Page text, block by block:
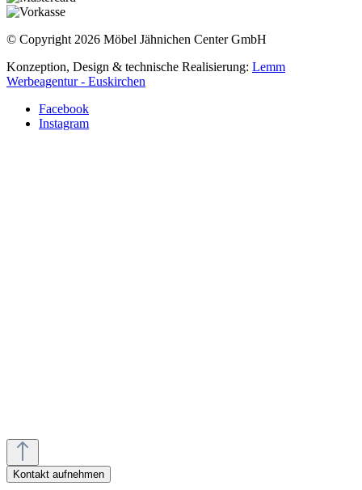
© Copyright 2026 Möbel Jähnichen Center GmbH
Konzeption, Design & technische Realisierung: Lemm
Werbeagentur - Euskirchen
Facebook
Instagram
Kontakt aufnehmen